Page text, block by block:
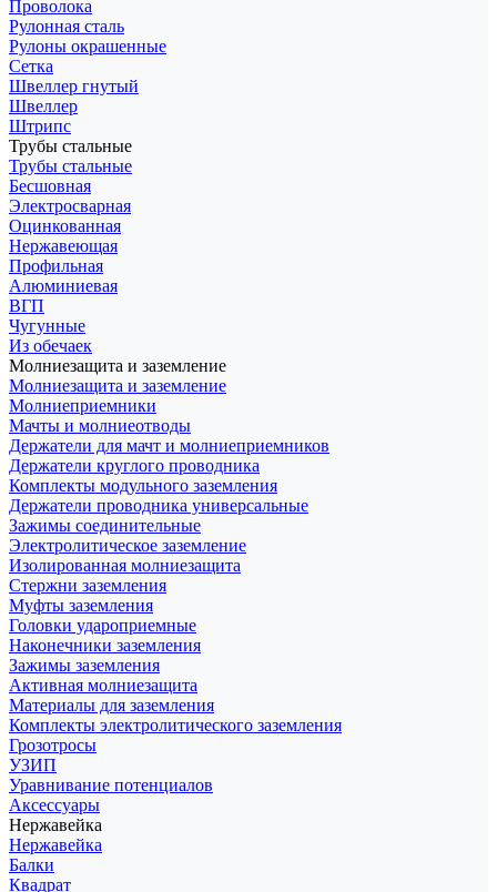
Проволока
Рулонная сталь
Рулоны окрашенные
Сетка
Швеллер гнутый
Швеллер
Штрипс
Трубы стальные
Трубы стальные
Бесшовная
Электросварная
Оцинкованная
Нержавеющая
Профильная
Алюминиевая
ВГП
Чугунные
Из обечаек
Молниезащита и заземление
Молниезащита и заземление
Молниеприемники
Мачты и молниеотводы
Держатели для мачт и молниеприемников
Держатели круглого проводника
Комплекты модульного заземления
Держатели проводника универсальные
Зажимы соединительные
Электролитическое заземление
Изолированная молниезащита
Стержни заземления
Муфты заземления
Головки удароприемные
Наконечники заземления
Зажимы заземления
Активная молниезащита
Материалы для заземления
Комплекты электролитического заземления
Грозотросы
УЗИП
Уравнивание потенциалов
Аксессуары
Нержавейка
Нержавейка
Балки
Квадрат